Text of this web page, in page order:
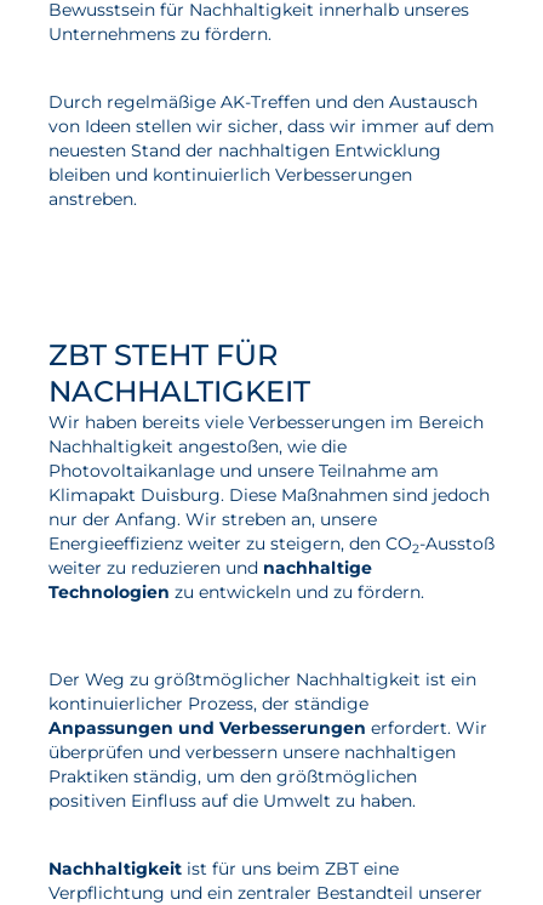
Bewusstsein für Nachhaltigkeit innerhalb unseres
Unternehmens zu fördern.
Durch regelmäßige AK-Treffen und den Austausch
von Ideen stellen wir sicher, dass wir immer auf dem
neuesten Stand der nachhaltigen Entwicklung
bleiben und kontinuierlich Verbesserungen
anstreben.
ZBT STEHT FÜR
NACHHALTIGKEIT
Wir haben bereits viele Verbesserungen im Bereich
Nachhaltigkeit angestoßen, wie die
Photovoltaikanlage und unsere Teilnahme am
Klimapakt Duisburg. Diese Maßnahmen sind jedoch
nur der Anfang. Wir streben an, unsere
Energieeffizienz weiter zu steigern, den CO2-Ausstoß
weiter zu reduzieren und nachhaltige
Technologien zu entwickeln und zu fördern.
Der Weg zu größtmöglicher Nachhaltigkeit ist ein
kontinuierlicher Prozess, der ständige
Anpassungen und Verbesserungen erfordert. Wir
überprüfen und verbessern unsere nachhaltigen
Praktiken ständig, um den größtmöglichen
positiven Einfluss auf die Umwelt zu haben.
Nachhaltigkeit ist für uns beim ZBT eine
Verpflichtung und ein zentraler Bestandteil unserer